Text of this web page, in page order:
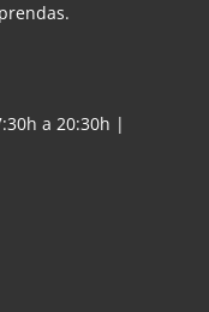
a 20:30h |